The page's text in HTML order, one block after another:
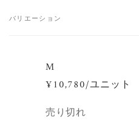
あ
バリエーション
M
¥10,780/ユニット
数
売り切れ